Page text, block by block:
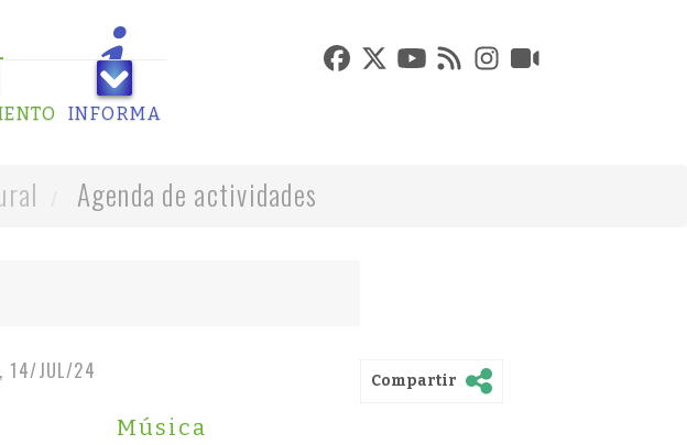
INFORMA
Agenda de actividades
14/JUL/24 Compartir
Música